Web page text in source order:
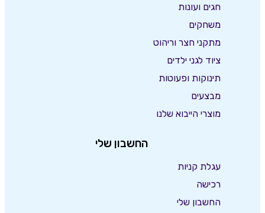
חגים ועונות
משחקים
מתקני חצר וריהוט
ציוד לגני ילדים
תינוקות ופעוטות
מבצעים
מוצרי הייבוא שלנו
החשבון שלי
עגלת קניות
רכישה
החשבון שלי